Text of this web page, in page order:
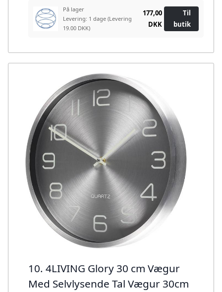
På lager
Levering: 1 dage (Levering
19.00 DKK)
177,00
DKK
Til
butik
10. 4LIVING Glory 30 cm Vægur
Med Selvlysende Tal Vægur 30cm